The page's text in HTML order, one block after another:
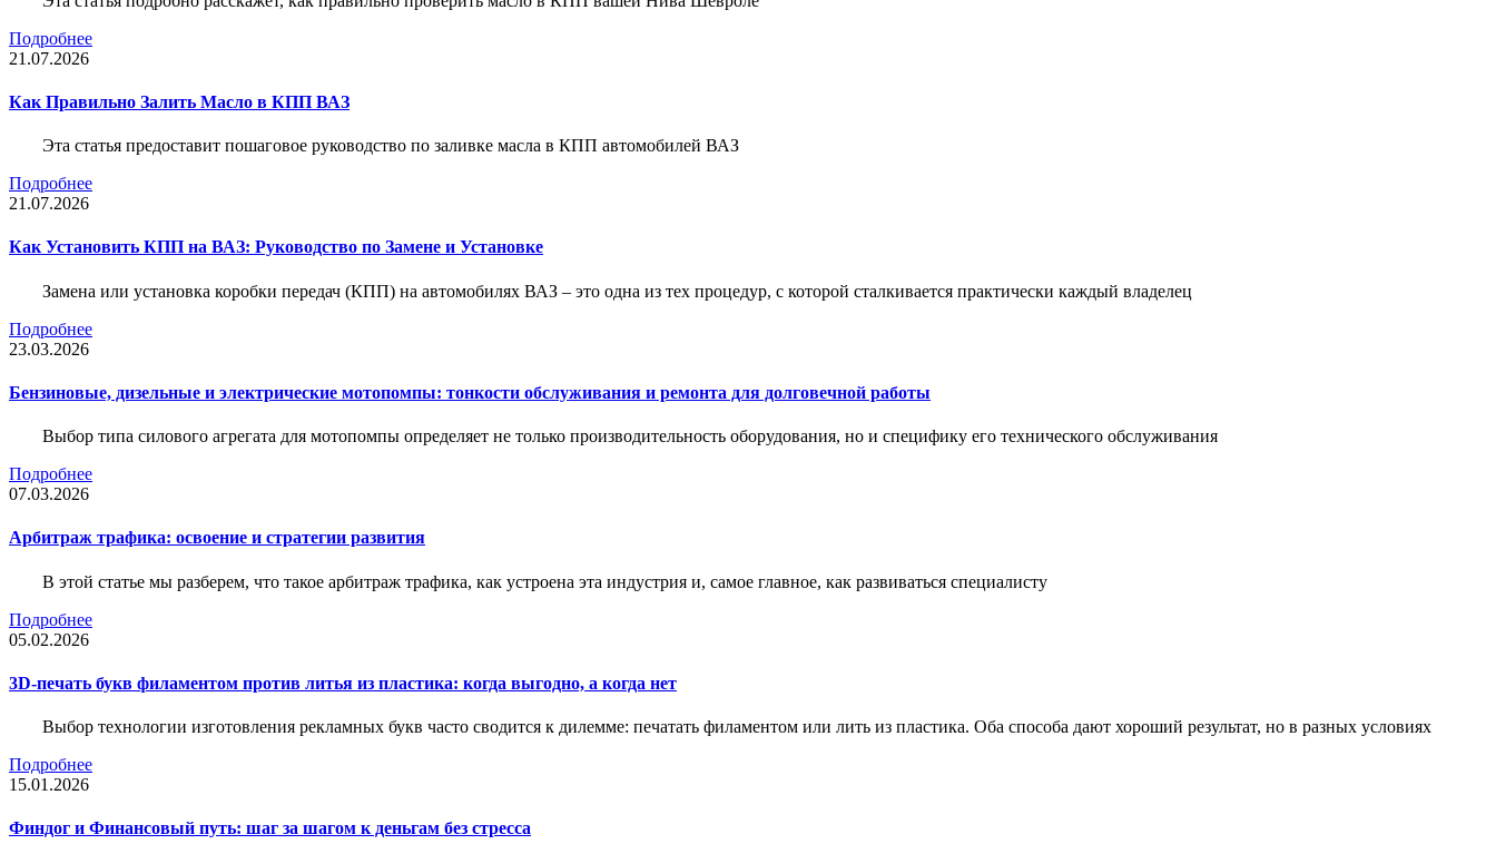
Подробнее
21.07.2026
Как Правильно Залить Масло в КПП ВАЗ
Эта статья предоставит пошаговое руководство по заливке масла в КПП автомобилей ВАЗ
Подробнее
21.07.2026
Как Установить КПП на ВАЗ: Руководство по Замене и Установке
Замена или установка коробки передач (КПП) на автомобилях ВАЗ – это одна из тех процедур, с которой сталкивается практически каждый владелец
Подробнее
23.03.2026
Бензиновые, дизельные и электрические мотопомпы: тонкости обслуживания и ремонта для долговечной работы
Выбор типа силового агрегата для мотопомпы определяет не только производительность оборудования, но и специфику его технического обслуживания
Подробнее
07.03.2026
Арбитраж трафика: освоение и стратегии развития
В этой статье мы разберем, что такое арбитраж трафика, как устроена эта индустрия и, самое главное, как развиваться специалисту
Подробнее
05.02.2026
3D-печать букв филаментом против литья из пластика: когда выгодно, а когда нет
Выбор технологии изготовления рекламных букв часто сводится к дилемме: печатать филаментом или лить из пластика. Оба способа дают хороший результат, но в разных условиях
Подробнее
15.01.2026
Финдог и Финансовый путь: шаг за шагом к деньгам без стресса